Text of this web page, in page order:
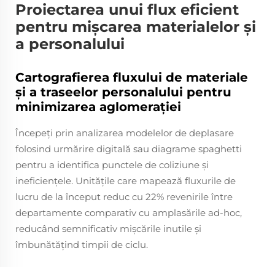
Proiectarea unui flux eficient
pentru mișcarea materialelor și
a personalului
Cartografierea fluxului de materiale
și a traseelor personalului pentru
minimizarea aglomerației
Începeți prin analizarea modelelor de deplasare
folosind urmărire digitală sau diagrame spaghetti
pentru a identifica punctele de coliziune și
ineficiențele. Unitățile care mapează fluxurile de
lucru de la început reduc cu 22% revenirile între
departamente comparativ cu amplasările ad-hoc,
reducând semnificativ mișcările inutile și
îmbunătățind timpii de ciclu.